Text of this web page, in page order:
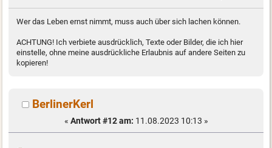
Wer das Leben ernst nimmt, muss auch über sich lachen können.
ACHTUNG! Ich verbiete ausdrücklich, Texte oder Bilder, die ich hier
einstelle, ohne meine ausdrückliche Erlaubnis auf andere Seiten zu
kopieren!
BerlinerKerl
« Antwort #12 am: 11.08.2023 10:13 »